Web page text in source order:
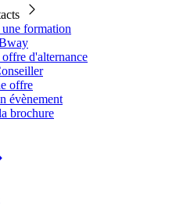
formation
d'alternance
offre
évènement
brochure